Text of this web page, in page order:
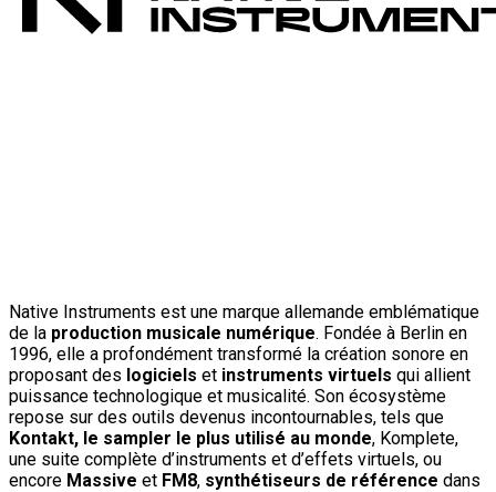
Native Instruments est une marque allemande emblématique
de la production musicale numérique. Fondée à Berlin en
1996, elle a profondément transformé la création sonore en
proposant des logiciels et instruments virtuels qui allient
puissance technologique et musicalité. Son écosystème
repose sur des outils devenus incontournables, tels que
Kontakt, le sampler le plus utilisé au monde, Komplete,
une suite complète d’instruments et d’effets virtuels, ou
encore Massive et FM8, synthétiseurs de référence dans